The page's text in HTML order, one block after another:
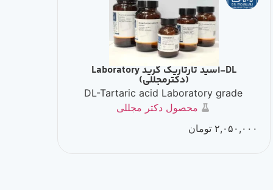
DL-اسید تارتاريک گرید Laboratory
(دکترمجللی)
DL-Tartaric acid Laboratory grade
محصول دکتر مجللی
۲,۰۵۰,۰۰۰ تومان